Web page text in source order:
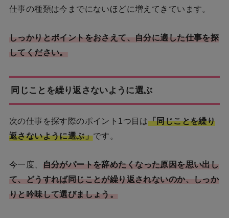
仕事の種類は今までにないほどに増えてきています。
しっかりとポイントをおさえて、自分に適した仕事を探
してください。
同じことを繰り返さないように選ぶ
次の仕事を探す際のポイント1つ目は「同じことを繰り
返さないように選ぶ」です。
今一度、
自分がパートを辞めたくなった原因を思い出し
て、どうすれば同じことが繰り返されないのか、しっか
りと吟味して選びましょう。